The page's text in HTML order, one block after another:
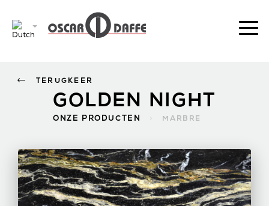
GOLDEN NIGHT
ONZE PRODUCTEN MARBRE
TERUGKEER